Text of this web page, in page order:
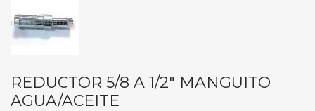
REDUCTOR 5/8 A 1/2" MANGUITO
AGUA/ACEITE